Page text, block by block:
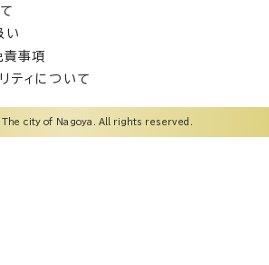
い
責事項
ティについて
city of Nagoya. All rights reserved.